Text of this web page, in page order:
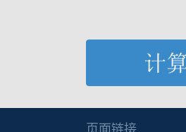
页面链接